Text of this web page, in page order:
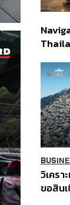
Order
วิเคร
ขอสิน